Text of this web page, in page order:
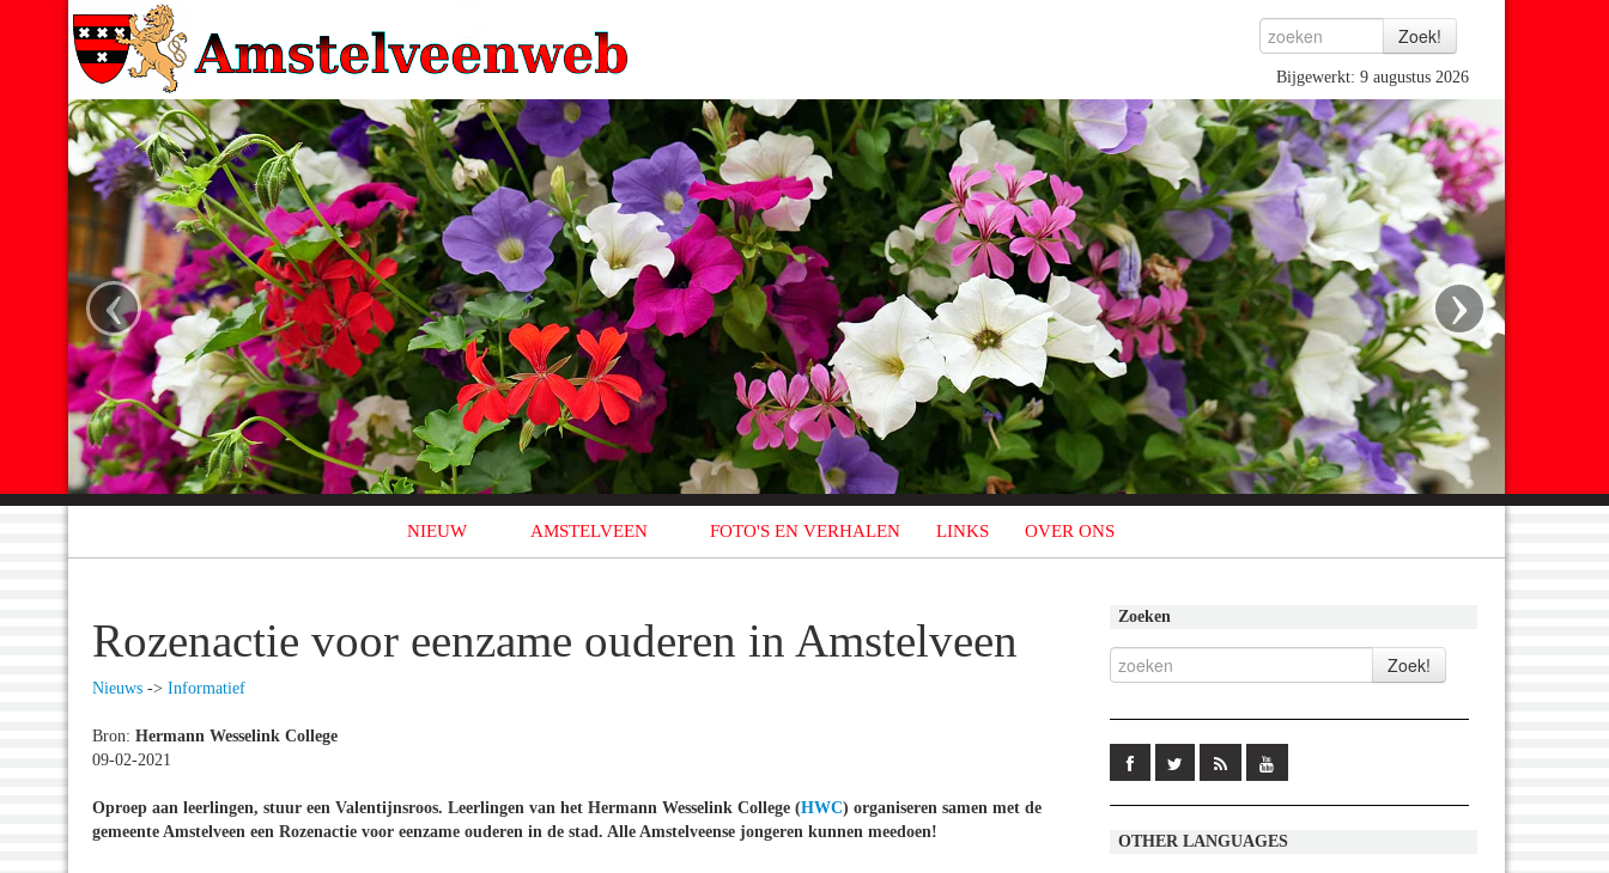
Bijgewerkt: 9 augustus 2026
‹ ›
NIEUW AMSTELVEEN FOTO'S EN VERHALEN LINKS OVER ONS
Rozenactie voor eenzame ouderen in Amstelveen
Nieuws -> Informatief
Bron: Hermann Wesselink College
09-02-2021
Oproep aan leerlingen, stuur een Valentijnsroos. Leerlingen van het Hermann Wesselink College (HWC) organiseren samen met de
gemeente Amstelveen een Rozenactie voor eenzame ouderen in de stad. Alle Amstelveense jongeren kunnen meedoen!
Zoeken
OTHER LANGUAGES